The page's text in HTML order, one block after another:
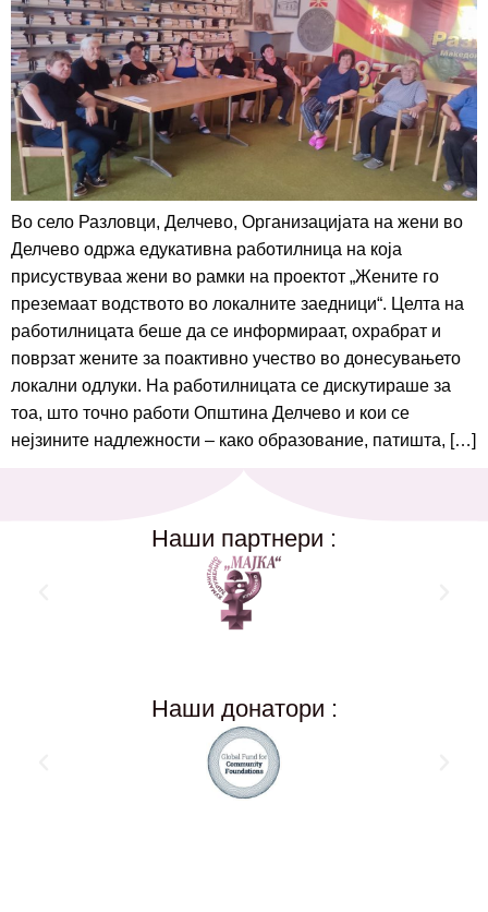
Во село Разловци, Делчево, Организацијата на жени во
Делчево одржа едукативна работилница на која
присуствуваа жени во рамки на проектот „Жените го
преземаат водството во локалните заедници“. Целта на
работилницата беше да се информираат, охрабрат и
поврзат жените за поактивно учество во донесувањето
локални одлуки. На работилницата се дискутираше за
тоа, што точно работи Општина Делчево и кои се
нејзините надлежности – како образование, патишта, […]
Наши партнери :
Наши донатори :